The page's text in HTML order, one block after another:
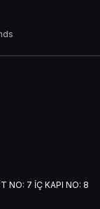
NO: 7 İÇ KAPI NO: 8